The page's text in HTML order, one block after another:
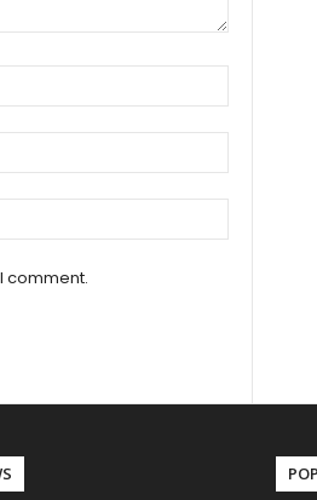
comment.